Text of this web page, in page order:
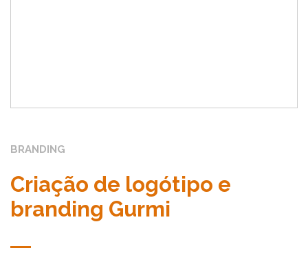
BRANDING
Criação de logótipo e
branding Gurmi